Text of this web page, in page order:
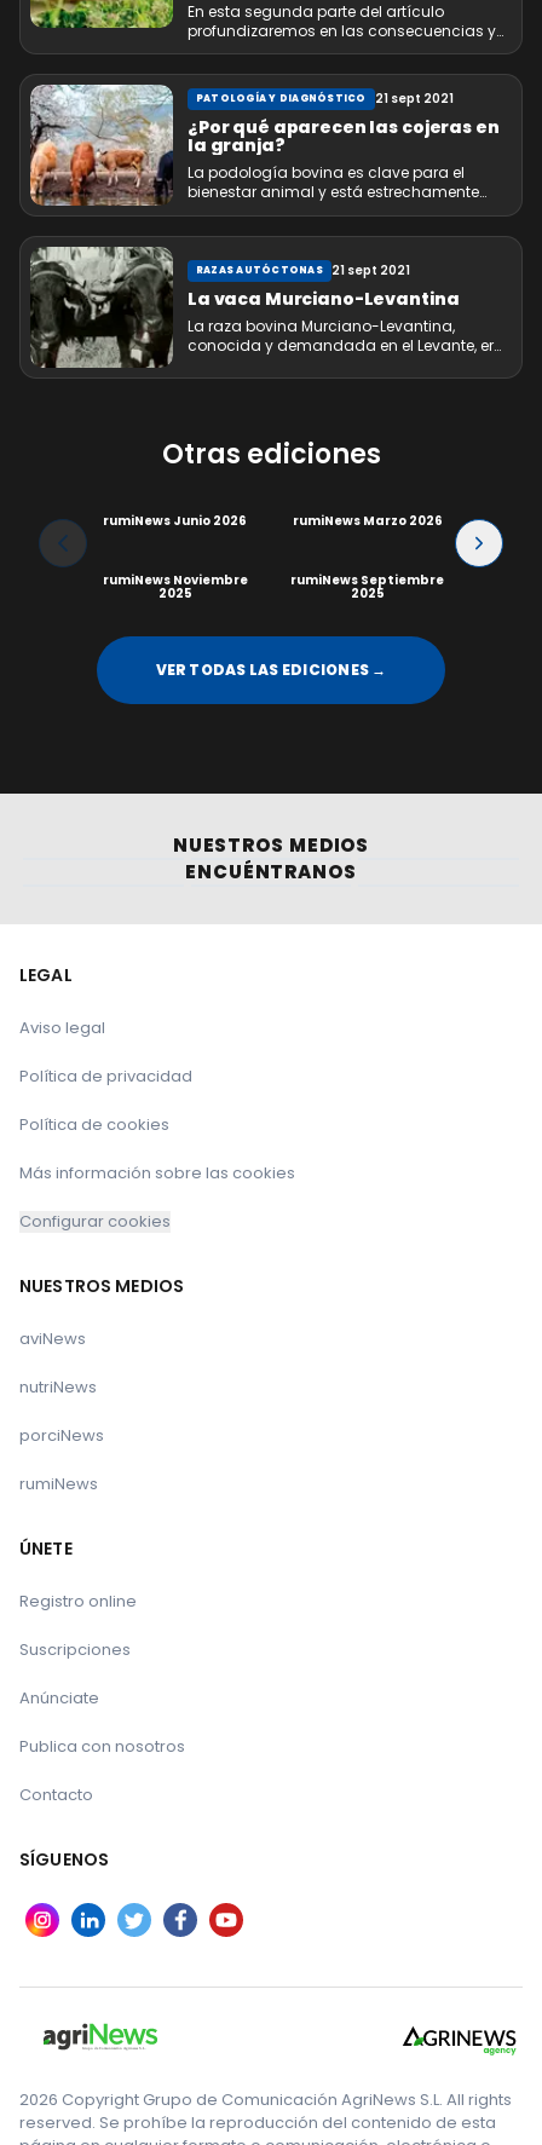
En esta segunda parte del artículo
profundizaremos en las consecuencias y
terapéutica de la criptosporidiosis
PATOLOGÍA Y DIAGNÓSTICO 21 sept 2021
¿Por qué aparecen las cojeras en
la granja?
La podología bovina es clave para el
bienestar animal y está estrechamente
RAZAS AUTÓCTONAS 21 sept 2021
La vaca Murciano-Levantina
La raza bovina Murciano-Levantina,
conocida y demandada en el Levante, era
o transporte de productos agrícolas
Otras ediciones
rumiNews Junio 2026 rumiNews Marzo 2026
rumiNews Noviembre
2025
rumiNews Septiembre
2025
VER TODAS LAS EDICIONES →
NUESTROS MEDIOS
ENCUÉNTRANOS
LEGAL
Aviso legal
Política de privacidad
Política de cookies
Más información sobre las cookies
Configurar cookies
NUESTROS MEDIOS
aviNews
nutriNews
porciNews
rumiNews
ÚNETE
Registro online
Suscripciones
Anúnciate
Publica con nosotros
Contacto
SÍGUENOS
2026 Copyright Grupo de Comunicación AgriNews S.L. All rights
reserved. Se prohíbe la reproducción del contenido de esta